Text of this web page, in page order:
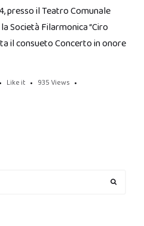
presso il Teatro Comunale
Società Filarmonica “Ciro
il consueto Concerto in onore
Like it 935 Views